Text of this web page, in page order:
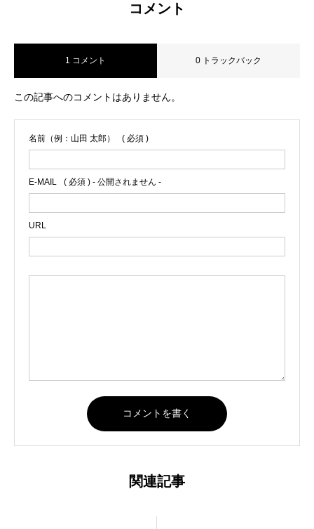
コメント
1 コメント 0 トラックバック
この記事へのコメントはありません。
名前（例：山田 太郎） ( 必須 )
E-MAIL ( 必須 ) - 公開されません -
URL
関連記事